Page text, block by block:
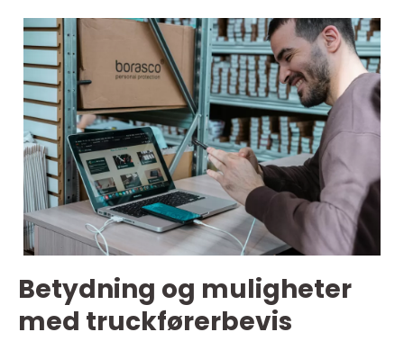
Betydning og muligheter
med truckførerbevis